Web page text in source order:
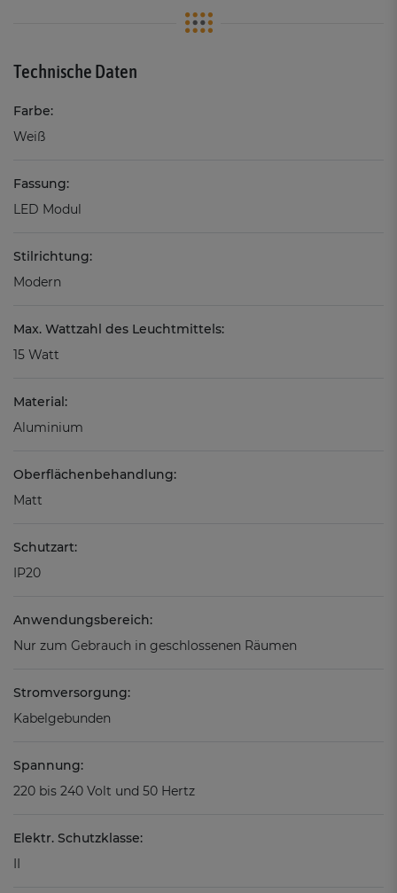
Technische Daten
Farbe:
Weiß
Fassung:
LED Modul
Stilrichtung:
Modern
Max. Wattzahl des Leuchtmittels:
15 Watt
Material:
Aluminium
Oberflächenbehandlung:
Matt
Schutzart:
IP20
Anwendungsbereich:
Nur zum Gebrauch in geschlossenen Räumen
Stromversorgung:
Kabelgebunden
Spannung:
220 bis 240 Volt und 50 Hertz
Elektr. Schutzklasse:
II